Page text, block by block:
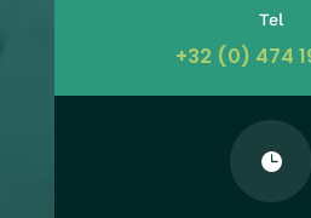
Tel
+32 (0) 474
